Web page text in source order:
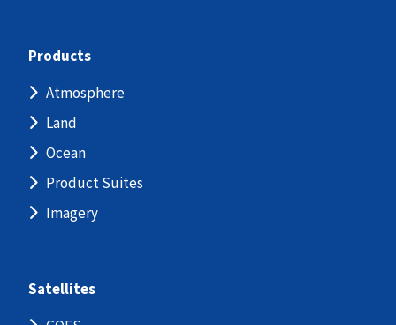
Products
Atmosphere
Land
Ocean
Product Suites
Imagery
Satellites